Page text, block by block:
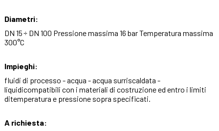
Diametri:
DN 15 ÷ DN 100 Pressione massima 16 bar Temperatura massima
300°C
Impieghi:
fluidi di processo - acqua - acqua surriscaldata -
liquidicompatibili con i materiali di costruzione ed entro i limiti
ditemperatura e pressione sopra specificati.
A richiesta: